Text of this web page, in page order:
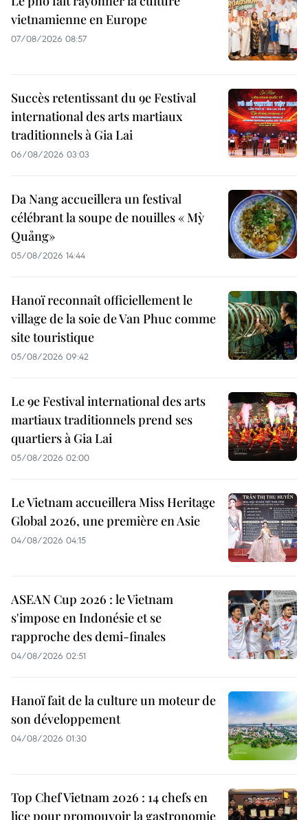
vietnamienne en Europe
07/08/2026 08:57
Succès retentissant du 9e Festival
international des arts martiaux
traditionnels à Gia Lai
06/08/2026 03:03
Da Nang accueillera un festival
célébrant la soupe de nouilles « Mỳ
Quảng»
05/08/2026 14:44
Hanoï reconnaît officiellement le
village de la soie de Van Phuc comme
site touristique
05/08/2026 09:42
Le 9e Festival international des arts
martiaux traditionnels prend ses
quartiers à Gia Lai
05/08/2026 02:00
Le Vietnam accueillera Miss Heritage
Global 2026, une première en Asie
04/08/2026 04:15
ASEAN Cup 2026 : le Vietnam
s'impose en Indonésie et se
rapproche des demi-finales
04/08/2026 02:51
Hanoï fait de la culture un moteur de
son développement
04/08/2026 01:30
Top Chef Vietnam 2026 : 14 chefs en
lice pour promouvoir la gastronomie